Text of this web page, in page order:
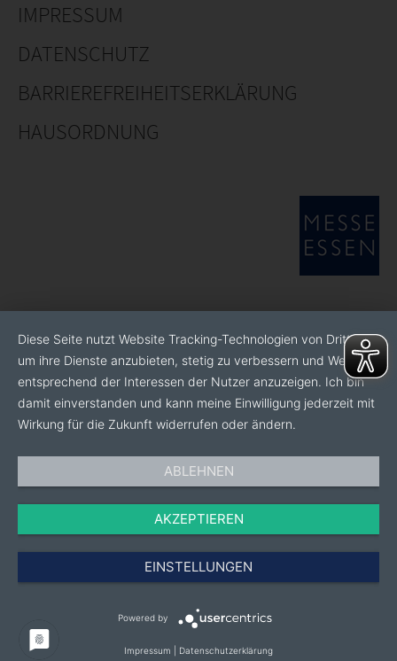
IMPRESSUM
DATENSCHUTZ
BARRIEREFREIHEITSERKLÄRUNG
HAUSORDNUNG
Diese Seite nutzt Website Tracking-Technologien von Dritten,
um ihre Dienste anzubieten, stetig zu verbessern und Werbung
entsprechend der Interessen der Nutzer anzuzeigen. Ich bin
damit einverstanden und kann meine Einwilligung jederzeit mit
Wirkung für die Zukunft widerrufen oder ändern.
ABLEHNEN
AKZEPTIEREN
EINSTELLUNGEN
Powered by
Impressum Datenschutzerklärung